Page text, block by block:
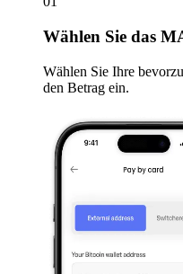
Wählen Sie das
Wählen Sie Ihre
den Betrag ein.